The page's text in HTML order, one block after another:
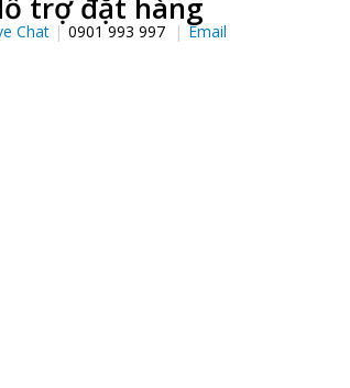
trợ đặt hàng
Chat 0901 993 997 Email